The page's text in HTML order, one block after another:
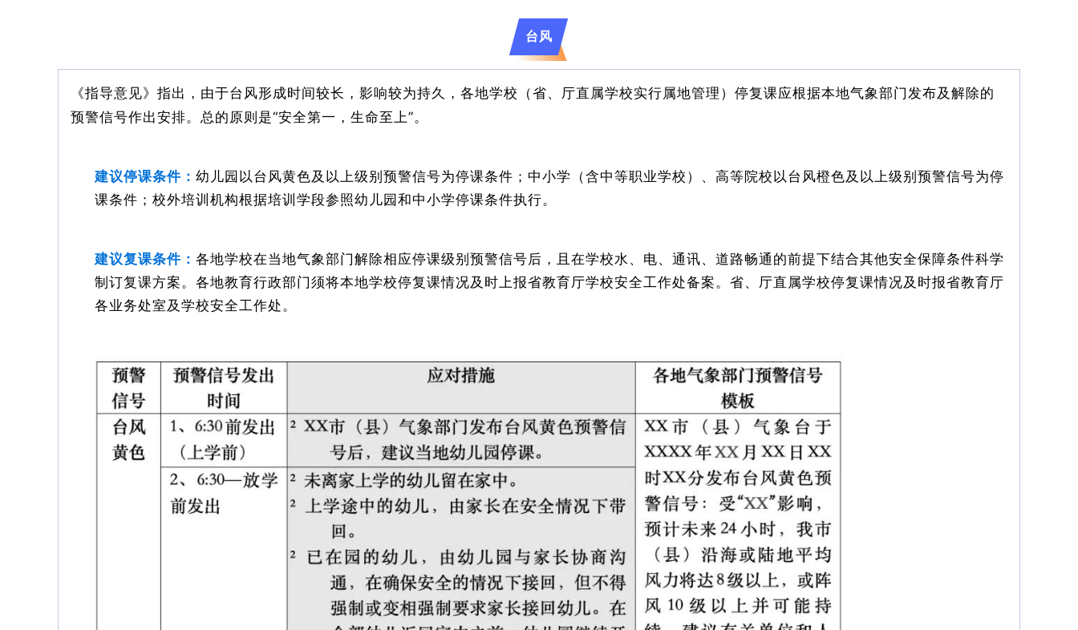
台风
《指导意见》指出，由于台风形成时间较长，影响较为持久，各地学校（省、厅直属学校实行属地管理）停复课应根据本地气象部门发布及解除的
预警信号作出安排。总的原则是“安全第一，生命至上”。
建议停课条件： 幼儿园以台风黄色及以上级别预警信号为停课条件；中小学（含中等职业学校）、高等院校以台风橙色及以上级别预警信号为停
课条件；校外培训机构根据培训学段参照幼儿园和中小学停课条件执行。
建议复课条件： 各地学校在当地气象部门解除相应停课级别预警信号后，且在学校水、电、通讯、道路畅通的前提下结合其他安全保障条件科学
制订复课方案。各地教育行政部门须将本地学校停复课情况及时上报省教育厅学校安全工作处备案。省、厅直属学校停复课情况及时报省教育厅
各业务处室及学校安全工作处。